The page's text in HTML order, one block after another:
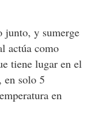
junto, y sumerge
actúa como
tiene lugar en el
en solo 5
en